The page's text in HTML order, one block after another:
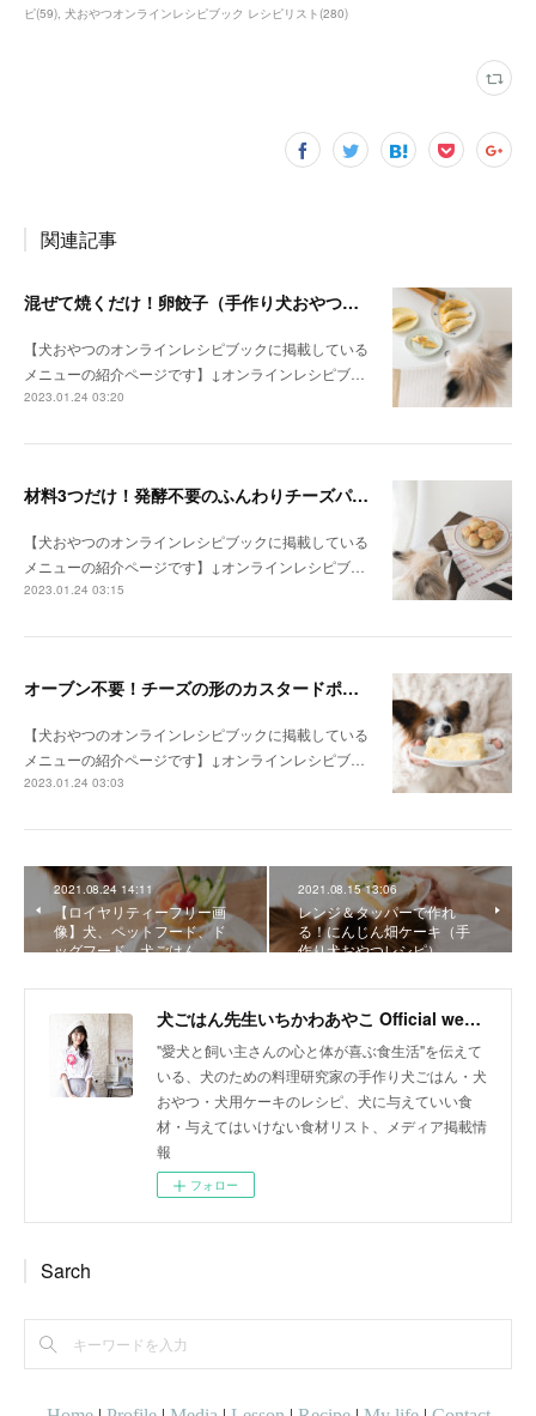
ピ(59) 犬おやつオンラインレシピブック レシピリスト(280)
関連記事
混ぜて焼くだけ！卵餃子（手作り犬おやつレシピ）
【犬おやつのオンラインレシピブックに掲載している
メニューの紹介ページです】↓オンラインレシピブ…
2023.01.24 03:20
材料3つだけ！発酵不要のふんわりチーズパン（手作り犬おやつレシピ）
【犬おやつのオンラインレシピブックに掲載している
メニューの紹介ページです】↓オンラインレシピブ…
2023.01.24 03:15
オーブン不要！チーズの形のカスタードポテトケーキ（手作り犬おやつレシピ）
【犬おやつのオンラインレシピブックに掲載している
メニューの紹介ページです】↓オンラインレシピブ…
2023.01.24 03:03
2021.08.24 14:11
【ロイヤリティーフリー画
像】犬、ペットフード、ド
ッグフード、犬ごはん、…
2021.08.15 13:06
レンジ＆タッパーで作れ
る！にんじん畑ケーキ（手
作り犬おやつレシピ）
犬ごはん先生いちかわあやこ Official web site
"愛犬と飼い主さんの心と体が喜ぶ食生活"を伝えて
いる、犬のための料理研究家の手作り犬ごはん・犬
おやつ・犬用ケーキのレシピ、犬に与えていい食
材・与えてはいけない食材リスト、メディア掲載情
報
フォロー
Sarch